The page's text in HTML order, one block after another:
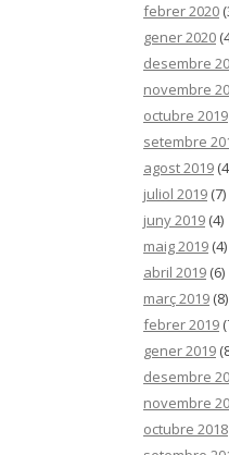
febrer 2020
gener 2020
desembre
novembre
octubre 2019
setembre
agost 2019
juliol 2019 (7)
juny 2019 (4)
maig 2019 (4)
abril 2019 (6)
març 2019 (8)
febrer 2019
gener 2019
desembre
novembre
octubre 2018